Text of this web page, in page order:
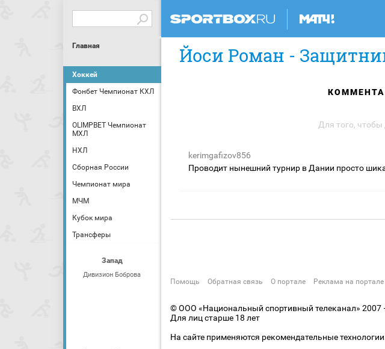
Главная
Хоккей
Фонбет Чемпионат КХЛ
ВХЛ
OLIMPBET Чемпионат
МХЛ
НХЛ
Сборная России
Чемпионат мира
МЧМ
Кубок мира
Трансферы
Запад
Дивизион Боброва
Йоси Роман -
Для того,
kerimgafizov856
Проводит нынешний турнир в Дании просто
Помощь Обратная связь О портале Реклама на портале
© ООО «Национальный спортивный телеканал» 2007
Для лиц старше 18 лет
На сайте применяются рекомендательные